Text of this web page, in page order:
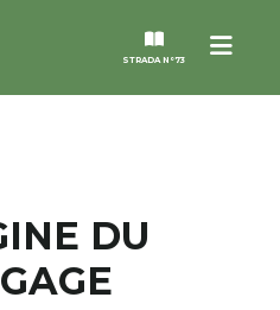
Menu
STRADA N°73
DU